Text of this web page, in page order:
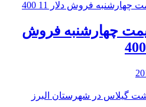
چهارشنبه فروش